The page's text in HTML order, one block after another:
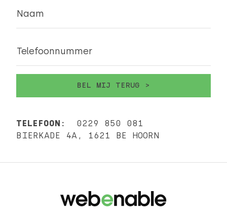
Naam
Telefoonnummer
TELEFOON:
0229 850 081
BIERKADE 4A, 1621 BE HOORN